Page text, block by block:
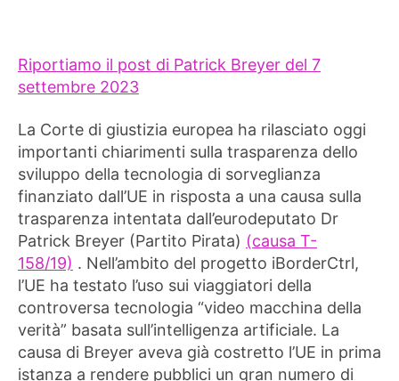
Riportiamo il post di Patrick Breyer del 7
settembre 2023
La Corte di giustizia europea ha rilasciato oggi
importanti chiarimenti sulla trasparenza dello
sviluppo della tecnologia di sorveglianza
finanziato dall’UE in risposta a una causa sulla
trasparenza intentata dall’eurodeputato Dr
Patrick Breyer (Partito Pirata) (causa T-
158/19) . Nell’ambito del progetto iBorderCtrl,
l’UE ha testato l’uso sui viaggiatori della
controversa tecnologia “video macchina della
verità” basata sull’intelligenza artificiale. La
causa di Breyer aveva già costretto l’UE in prima
istanza a rendere pubblici un gran numero di